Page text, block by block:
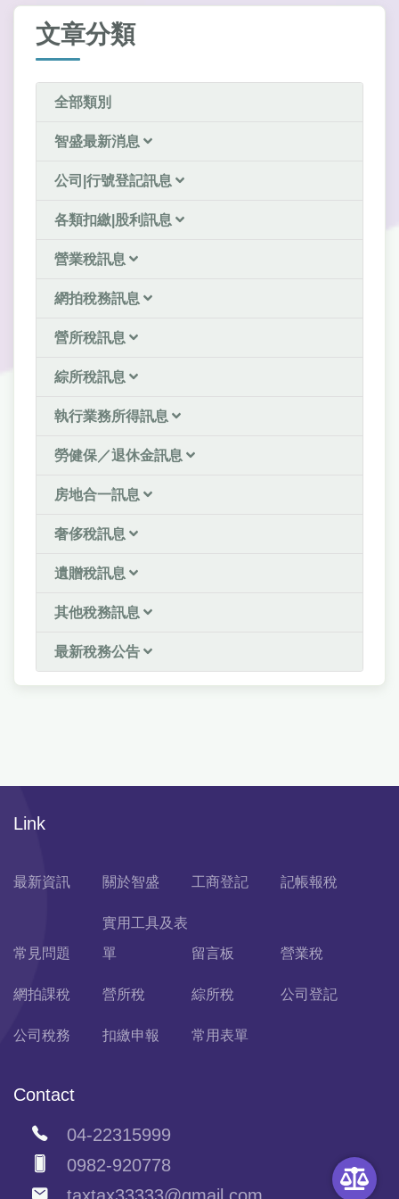
文章分類
全部類別
智盛最新消息
公司|行號登記訊息
各類扣繳|股利訊息
營業稅訊息
網拍稅務訊息
營所稅訊息
綜所稅訊息
執行業務所得訊息
勞健保／退休金訊息
房地合一訊息
奢侈稅訊息
遺贈稅訊息
其他稅務訊息
最新稅務公告
Link
最新資訊 關於智盛 工商登記 記帳報稅
常見問題
實用工具及表
單
留言板 營業稅
網拍課稅 營所稅 綜所稅 公司登記
公司稅務 扣繳申報 常用表單
Contact
04-22315999
0982-920778